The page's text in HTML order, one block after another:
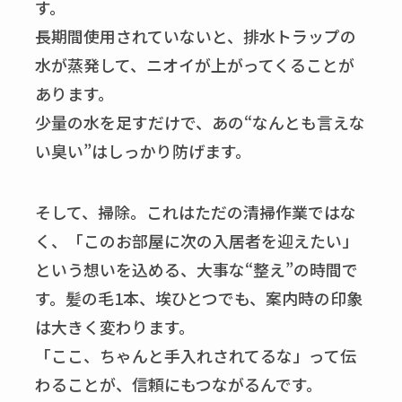
す。
長期間使用されていないと、排水トラップの
水が蒸発して、ニオイが上がってくることが
あります。
少量の水を足すだけで、あの“なんとも言えな
い臭い”はしっかり防げます。
そして、掃除。これはただの清掃作業ではな
く、「このお部屋に次の入居者を迎えたい」
という想いを込める、大事な“整え”の時間で
す。髪の毛1本、埃ひとつでも、案内時の印象
は大きく変わります。
「ここ、ちゃんと手入れされてるな」って伝
わることが、信頼にもつながるんです。